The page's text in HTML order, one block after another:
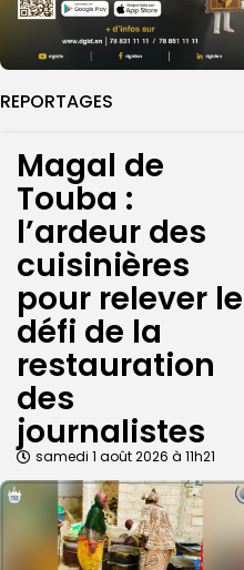
REPORTAGES
Magal de
Touba :
l’ardeur des
cuisinières
pour relever le
défi de la
restauration
des
journalistes
samedi 1 août 2026 à 11h21